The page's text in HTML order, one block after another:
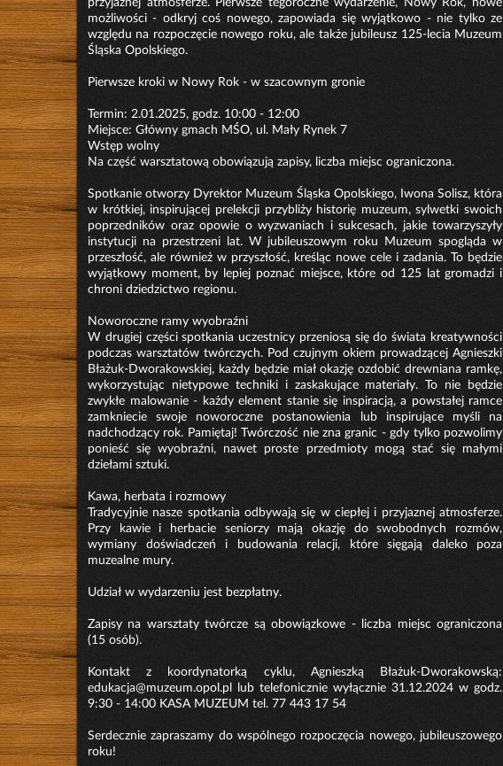
możliwości - odkryj coś nowego, zapowiada się wyjątkowo - nie tylko ze
względu na rozpoczęcie nowego roku, ale także jubileusz 125-lecia Muzeum
Śląska Opolskiego.
Pierwsze kroki w Nowy Rok - w szacownym gronie
Termin: 2.01.2025, godz. 10:00 - 12:00
Miejsce: Główny gmach MŚO, ul. Mały Rynek 7
Wstęp wolny
Na część warsztatową obowiązują zapisy, liczba miejsc ograniczona.
Spotkanie otworzy Dyrektor Muzeum Śląska Opolskiego, Iwona Solisz, która
w krótkiej, inspirującej prelekcji przybliży historię muzeum, sylwetki swoich
poprzedników oraz opowie o wyzwaniach i sukcesach, jakie towarzyszyły
instytucji na przestrzeni lat. W jubileuszowym roku Muzeum spogląda w
przeszłość, ale również w przyszłość, kreśląc nowe cele i zadania. To będzie
wyjątkowy moment, by lepiej poznać miejsce, które od 125 lat gromadzi i
chroni dziedzictwo regionu.
Noworoczne ramy wyobraźni
W drugiej części spotkania uczestnicy przeniosą się do świata kreatywności
podczas warsztatów twórczych. Pod czujnym okiem prowadzącej Agnieszki
Błażuk-Dworakowskiej, każdy będzie miał okazję ozdobić drewniana ramkę,
wykorzystując nietypowe techniki i zaskakujące materiały. To nie będzie
zwykłe malowanie - każdy element stanie się inspiracją, a powstałej ramce
zamkniecie swoje noworoczne postanowienia lub inspirujące myśli na
nadchodzący rok. Pamiętaj! Twórczość nie zna granic - gdy tylko pozwolimy
ponieść się wyobraźni, nawet proste przedmioty mogą stać się małymi
dziełami sztuki.
Kawa, herbata i rozmowy
Tradycyjnie nasze spotkania odbywają się w ciepłej i przyjaznej atmosferze.
Przy kawie i herbacie seniorzy mają okazję do swobodnych rozmów,
wymiany doświadczeń i budowania relacji, które sięgają daleko poza
muzealne mury.
Udział w wydarzeniu jest bezpłatny.
Zapisy na warsztaty twórcze są obowiązkowe - liczba miejsc ograniczona
(15 osób).
Kontakt z koordynatorką cyklu, Agnieszką Błażuk-Dworakowską:
edukacja@muzeum.opol.pl lub telefonicznie wyłącznie 31.12.2024 w godz.
9:30 - 14:00 KASA MUZEUM tel. 77 443 17 54
Serdecznie zapraszamy do wspólnego rozpoczęcia nowego, jubileuszowego
roku!